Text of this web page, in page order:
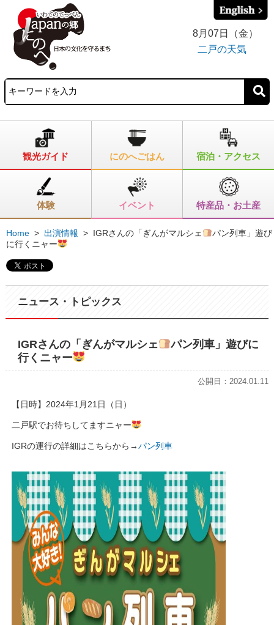
8月07日（金）
二戸の天気
観光ガイド にのへごはん 宿泊・アクセス
体験 イベント 特産品・お土産
Home > 出演情報 > IGRさんの「ぎんがマルシェ
パン列車」遊び
に行くニャー
ニュース・トピックス
IGRさんの「ぎんがマルシェ
パン列車」遊びに
行くニャー
公開日：2024.01.11
【日時】2024年1月21日（日）
二戸駅でお待ちしてますニャー
IGRの運行の詳細はこちらから→パン列車